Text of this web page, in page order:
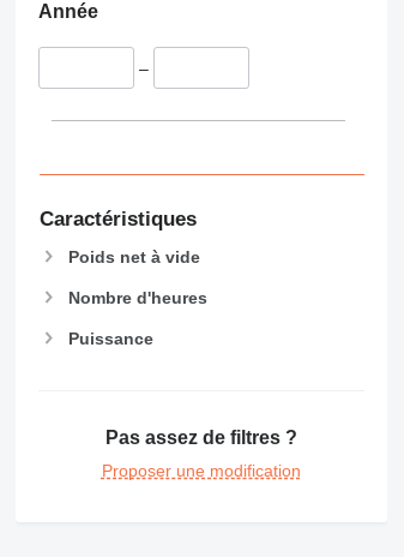
Année
–
Caractéristiques
Poids net à vide
Nombre d'heures
Puissance
Pas assez de filtres ?
Proposer une modification